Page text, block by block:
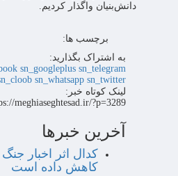
دانش‌بنیان واگذار کردیم.
برچسب ها:
به اشتراک بگذارید:
sn_googleplus sn_telegram
sn_whatsapp sn_twitter
لینک کوتاه خبر:
meghiaseghtesad.ir/?p=3289
آخرین خبرها
کدال اثر اخبار
کاهش داده است